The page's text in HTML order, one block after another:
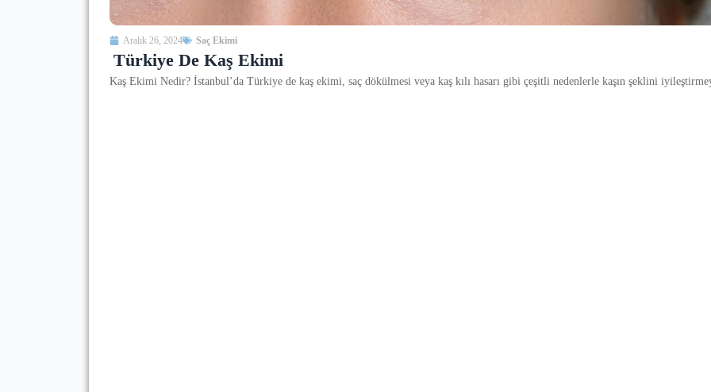
Aralık 26, 2024 Saç Ekimi
Türkiye De Kaş Ekimi
Kaş Ekimi Nedir? İstanbul’da Türkiye de kaş ekimi, saç dökülmesi veya kaş kılı hasarı gibi çeşitli nedenlerle kaşın şeklini